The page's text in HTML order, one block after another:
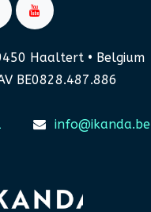
Haaltert • Belgium
BE0828.487.886
info@ikanda.be